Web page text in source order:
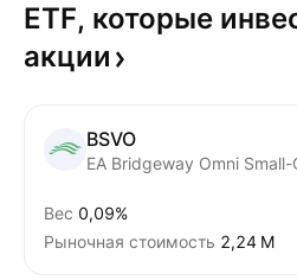
ETF, которые
акции
BSVO
Вес 0,09%
Рыночная стоимость ‪2,24 M‬